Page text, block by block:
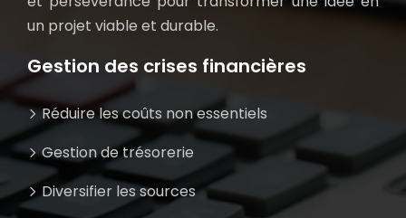
un projet viable et durable.
Gestion des crises financières
Réduire les coûts non essentiels
Gestion de trésorerie
Diversifier les sources